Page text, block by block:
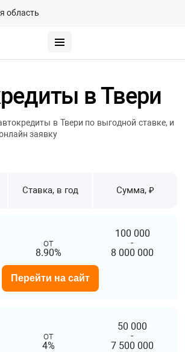
область
в Твери
в Твери по выгодной ставке, и
заявку
Ставка, в год Сумма, ₽
от
8.90%
100 000
-
8 000 000
Перейти на сайт
от
4%
50 000
-
7 500 000